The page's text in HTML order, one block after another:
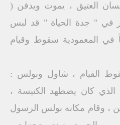
العتيق ، يموت ويدفن (
في " جدة الحياة " قد لبس
( غل3 : 27 ) حقاً في المعمودية سقوط وقيام
القيام ، شاول وبولس :
كان يضطهد الكنيسة ،
، وقام مكانه بولس الرسول